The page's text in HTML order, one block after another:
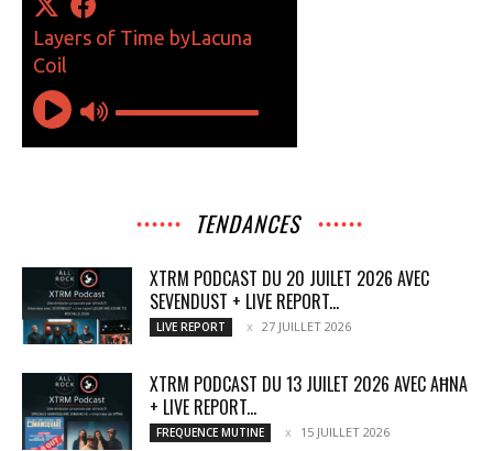
TENDANCES
XTRM PODCAST DU 20 JUILET 2026 AVEC
SEVENDUST + LIVE REPORT...
LIVE REPORT 27 JUILLET 2026
XTRM PODCAST DU 13 JUILET 2026 AVEC AĦNA
+ LIVE REPORT...
FREQUENCE MUTINE 15 JUILLET 2026